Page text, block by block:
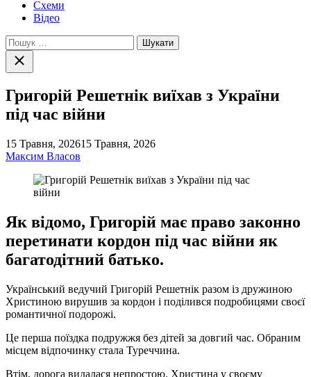
Схеми
Відео
Пошук:
Закрити
пошук
Григорій Решетнік виїхав з України
під час війни
15 Травня, 202615 Травня, 2026
Максим Власов
Як відомо, Григорій має право законно
перетинати кордон під час війни як
багатодітний батько.
Український ведучий Григорій Решетнік разом із дружиною
Христиною вирушив за кордон і поділився подробицями своєї
романтичної подорожі.
Це перша поїздка подружжя без дітей за довгий час. Обраним
місцем відпочинку стала Туреччина.
Втім, дорога видалася непростою. Христина у своєму